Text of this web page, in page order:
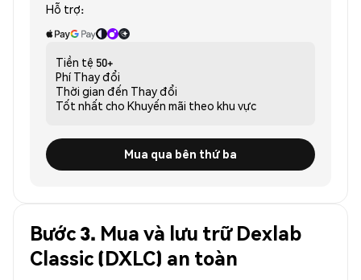
Hỗ trợ:
Tiền tệ 50+
Phí Thay đổi
Thời gian đến Thay đổi
Tốt nhất cho Khuyến mãi theo khu vực
Mua qua bên thứ ba
Bước 3. Mua và lưu trữ Dexlab
Classic (DXLC) an toàn